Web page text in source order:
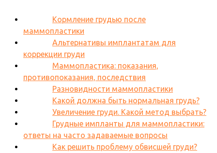
Кормление грудью после
маммопластики
Альтернативы имплантатам для
коррекции груди
Маммопластика: показания,
противопоказания, последствия
Разновидности маммопластики
Какой должна быть нормальная грудь?
Увеличение груди. Какой метод выбрать?
Грудные импланты для маммопластики:
ответы на часто задаваемые вопросы
Как решить проблему обвисшей груди?